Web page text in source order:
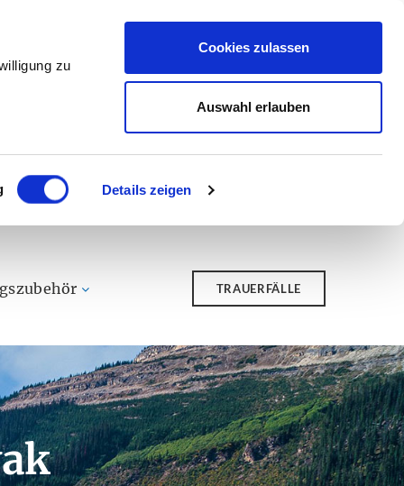
zu
Details zeigen
Cookies zulassen
Auswahl erlauben
TRAUERFÄLLE